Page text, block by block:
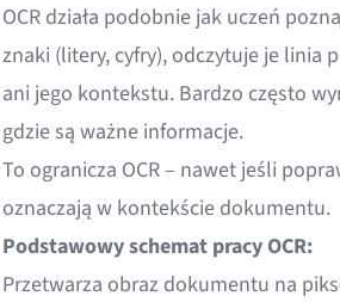
OCR działa podobnie jak uczeń
znaki (litery, cyfry), odczytuje je linia
ani jego kontekstu. Bardzo często
gdzie są ważne informacje.
To ogranicza OCR – nawet jeśli
oznaczają w kontekście dokumentu.
Podstawowy schemat pracy OCR:
Przetwarza obraz dokumentu na